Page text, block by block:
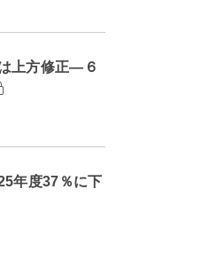
上方修正―６
年度37％に下